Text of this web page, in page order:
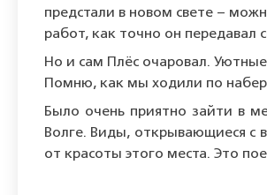
предстали в новом свете –
работ, как точно он передавал
Но и сам Плёс очаровал.
Помню, как мы ходили по
Было очень приятно зайти в
Волге. Виды, открывающиеся с
от красоты этого места. Это